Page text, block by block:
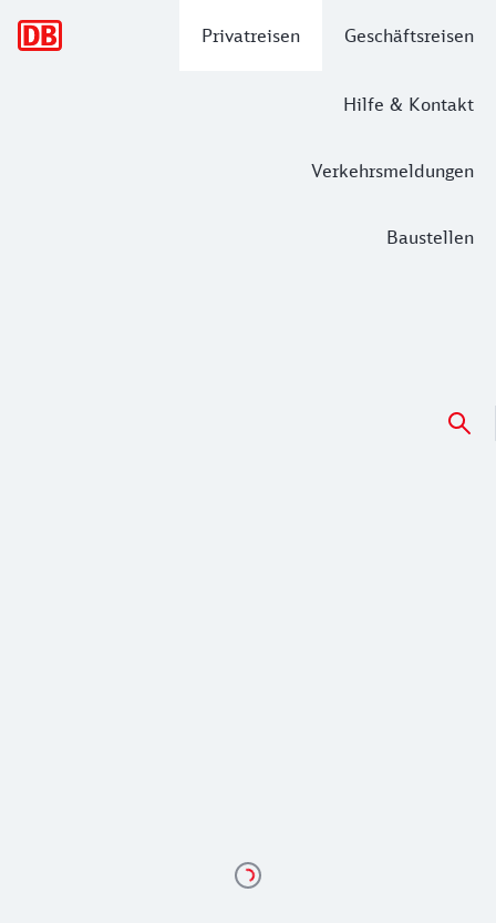
Privatreisen Geschäftsreisen
Hilfe & Kontakt
Verkehrsmeldungen
Baustellen